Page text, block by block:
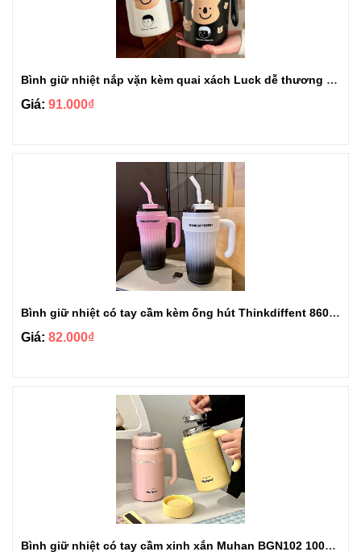
Bình giữ nhiệt nắp vặn kèm quai xách Luck dễ thương 1000ml BGN103
Giá: 91.000₫
Bình giữ nhiệt có tay cầm kèm ống hút Thinkdiffent 860ml BGN801
Giá: 82.000₫
Bình giữ nhiệt có tay cầm xinh xắn Muhan BGN102 1000ml